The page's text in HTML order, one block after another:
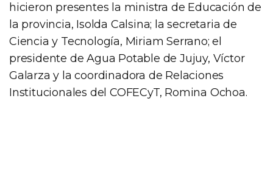
hicieron presentes la ministra de Educación de
la provincia, Isolda Calsina; la secretaria de
Ciencia y Tecnología, Miriam Serrano; el
presidente de Agua Potable de Jujuy, Víctor
Galarza y la coordinadora de Relaciones
Institucionales del COFECyT, Romina Ochoa.